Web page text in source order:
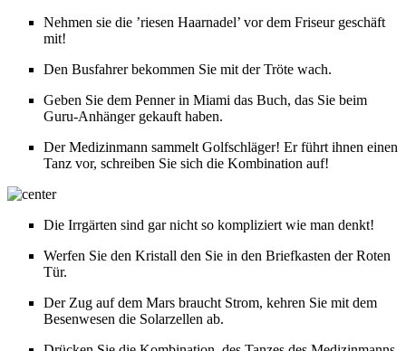
Nehmen sie die ’riesen Haarnadel’ vor dem Friseur geschäft
mit!
Den Busfahrer bekommen Sie mit der Tröte wach.
Geben Sie dem Penner in Miami das Buch, das Sie beim
Guru-Anhänger gekauft haben.
Der Medizinmann sammelt Golfschläger! Er führt ihnen einen
Tanz vor, schreiben Sie sich die Kombination auf!
Die Irrgärten sind gar nicht so kompliziert wie man denkt!
Werfen Sie den Kristall den Sie in den Briefkasten der Roten
Tür.
Der Zug auf dem Mars braucht Strom, kehren Sie mit dem
Besenwesen die Solarzellen ab.